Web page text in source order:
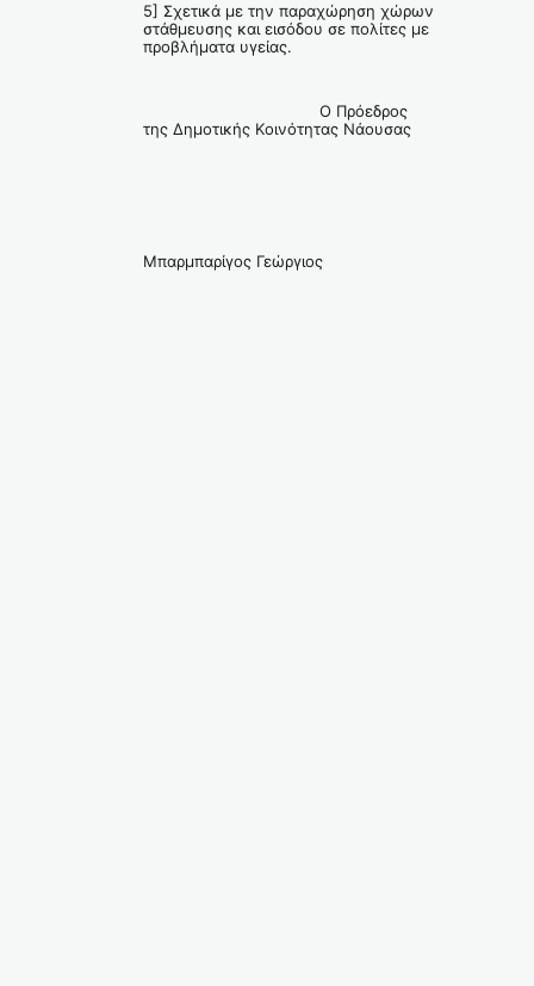
5] Σχετικά με την παραχώρηση χώρων
στάθμευσης και εισόδου σε πολίτες με
προβλήματα υγείας.
Ο Πρόεδρος
της Δημοτικής Κοινότητας Νάουσας
Μπαρμπαρίγος Γεώργιος